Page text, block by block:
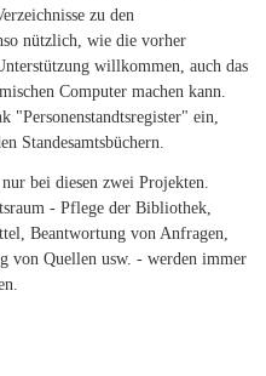
zu den
nützlich, wie die vorher
willkommen, auch das
Computer machen kann.
"Personenstandtsregister" ein,
Standesamtsbüchern.
bei diesen zwei Projekten.
- Pflege der Bibliothek,
Beantwortung von Anfragen,
von Quellen usw. - werden immer